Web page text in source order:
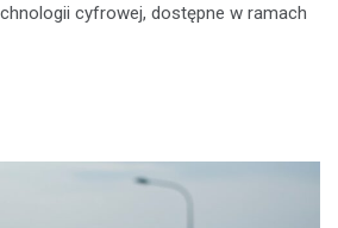
cyfrowej, dostępne w ramach